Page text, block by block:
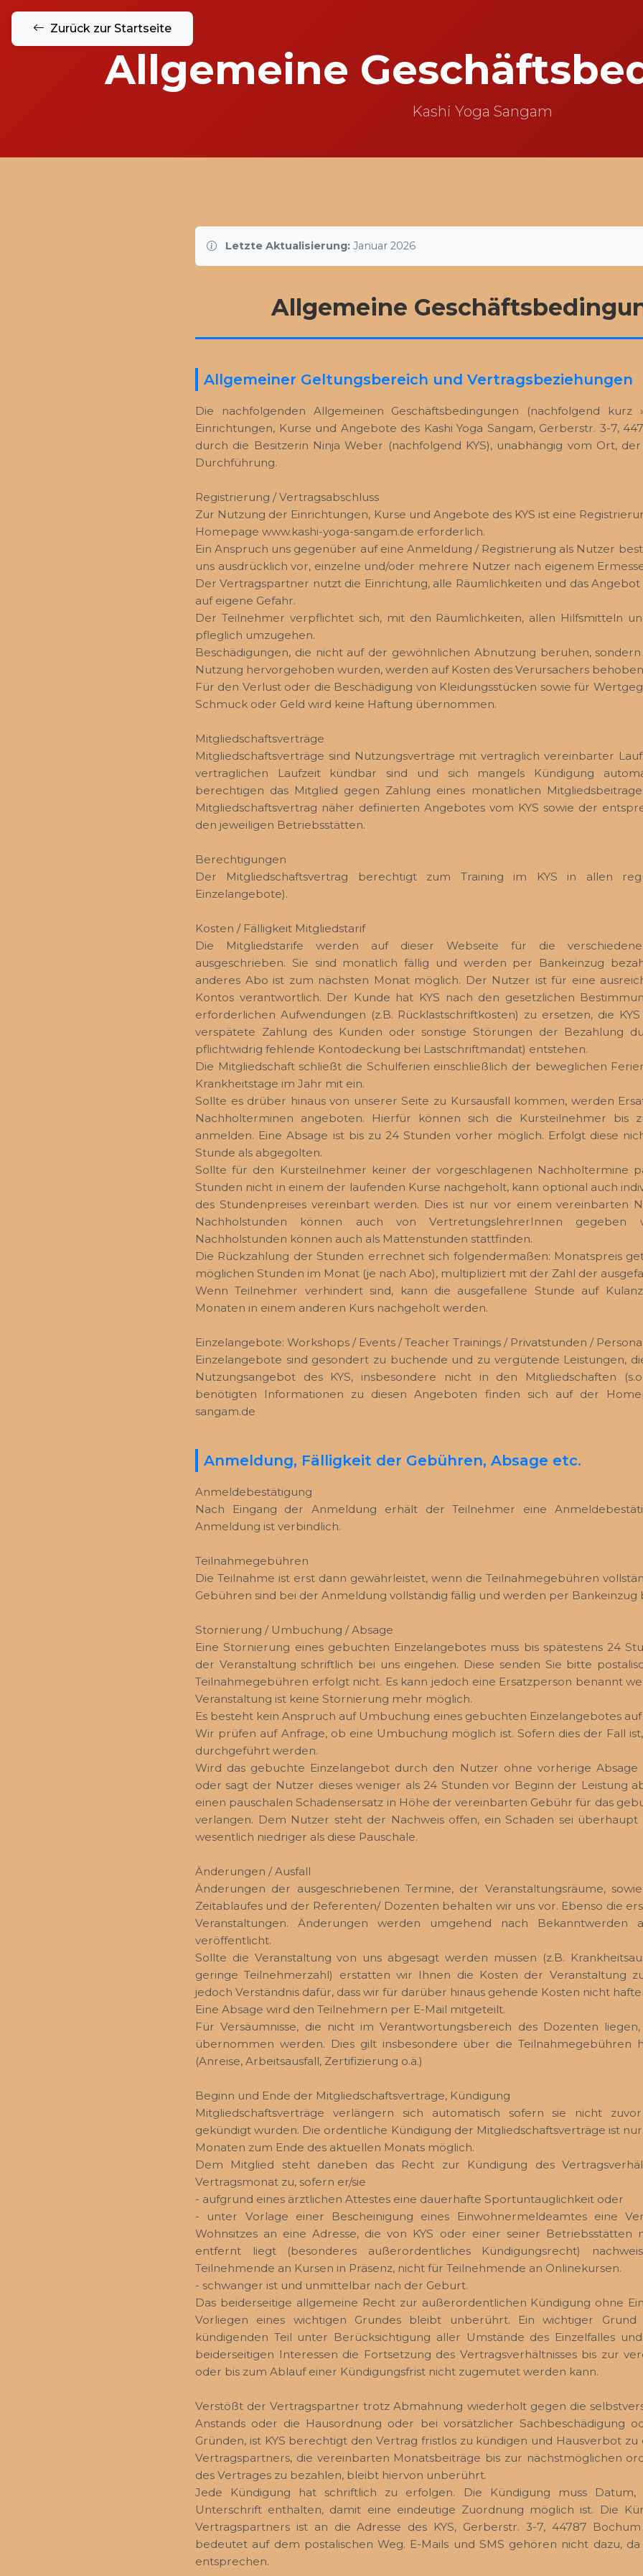
Zurück zur Startseite
Allgemeine
Kashi Yoga Sangam
Letzte Aktualisierung: Januar 2026
Allgemeine
Allgemeiner Geltungsbereich und Vertragsbeziehungen
Die nachfolgenden Allgemeinen Geschäftsbedingungen (nachfolgend kurz
Einrichtungen, Kurse und Angebote des Kashi Yoga Sangam, Gerberstr. 3-7,
durch die Besitzerin Ninja Weber (nachfolgend KYS), unabhängig vom Ort,
Durchführung.
Registrierung / Vertragsabschluss
Zur Nutzung der Einrichtungen, Kurse und Angebote des KYS ist eine
Homepage www.kashi-yoga-sangam.de erforderlich.
Ein Anspruch uns gegenüber auf eine Anmeldung / Registrierung als Nutzer
uns ausdrücklich vor, einzelne und/oder mehrere Nutzer nach eigenem
Der Vertragspartner nutzt die Einrichtung, alle Räumlichkeiten und das Angebot
auf eigene Gefahr.
Der Teilnehmer verpflichtet sich, mit den Räumlichkeiten, allen Hilfsmitteln
pfleglich umzugehen.
Beschädigungen, die nicht auf der gewöhnlichen Abnutzung beruhen,
Nutzung hervorgehoben wurden, werden auf Kosten des Verursachers
Für den Verlust oder die Beschädigung von Kleidungsstücken sowie für
Schmuck oder Geld wird keine Haftung übernommen.
Mitgliedschaftsverträge
Mitgliedschaftsverträge sind Nutzungsverträge mit vertraglich vereinbarter
vertraglichen Laufzeit kündbar sind und sich mangels Kündigung
berechtigen das Mitglied gegen Zahlung eines monatlichen
Mitgliedschaftsvertrag näher definierten Angebotes vom KYS sowie der
den jeweiligen Betriebsstätten.
Berechtigungen
Der Mitgliedschaftsvertrag berechtigt zum Training im KYS in allen
Einzelangebote).
Kosten / Fälligkeit Mitgliedstarif
Die Mitgliedstarife werden auf dieser Webseite für die
ausgeschrieben. Sie sind monatlich fällig und werden per Bankeinzug
anderes Abo ist zum nächsten Monat möglich. Der Nutzer ist für eine
Kontos verantwortlich. Der Kunde hat KYS nach den gesetzlichen
erforderlichen Aufwendungen (z.B. Rücklastschriftkosten) zu ersetzen, die
verspätete Zahlung des Kunden oder sonstige Störungen der Bezahlung
pflichtwidrig fehlende Kontodeckung bei Lastschriftmandat) entstehen.
Die Mitgliedschaft schließt die Schulferien einschließlich der beweglichen
Krankheitstage im Jahr mit ein.
Sollte es drüber hinaus von unserer Seite zu Kursausfall kommen, werden
Nachholterminen angeboten. Hierfür können sich die Kursteilnehmer bis
anmelden. Eine Absage ist bis zu 24 Stunden vorher möglich. Erfolgt diese
Stunde als abgegolten.
Sollte für den Kursteilnehmer keiner der vorgeschlagenen Nachholtermine
Stunden nicht in einem der laufenden Kurse nachgeholt, kann optional auch
des Stundenpreises vereinbart werden. Dies ist nur vor einem vereinbarten
Nachholstunden können auch von VertretungslehrerInnen gegeben
Nachholstunden können auch als Mattenstunden stattfinden.
Die Rückzahlung der Stunden errechnet sich folgendermaßen: Monatspreis
möglichen Stunden im Monat (je nach Abo), multipliziert mit der Zahl der
Wenn Teilnehmer verhindert sind, kann die ausgefallene Stunde auf
Monaten in einem anderen Kurs nachgeholt werden.
Einzelangebote: Workshops / Events / Teacher Trainings / Privatstunden /
Einzelangebote sind gesondert zu buchende und zu vergütende Leistungen,
Nutzungsangebot des KYS, insbesondere nicht in den Mitgliedschaften
benötigten Informationen zu diesen Angeboten finden sich auf der
sangam.de
Anmeldung, Fälligkeit der Gebühren, Absage etc.
Anmeldebestätigung
Nach Eingang der Anmeldung erhält der Teilnehmer eine
Anmeldung ist verbindlich.
Teilnahmegebühren
Die Teilnahme ist erst dann gewährleistet, wenn die Teilnahmegebühren
Gebühren sind bei der Anmeldung vollständig fällig und werden per Bankeinzug
Stornierung / Umbuchung / Absage
Eine Stornierung eines gebuchten Einzelangebotes muss bis spätestens 24
der Veranstaltung schriftlich bei uns eingehen. Diese senden Sie bitte
Teilnahmegebühren erfolgt nicht. Es kann jedoch eine Ersatzperson benannt
Veranstaltung ist keine Stornierung mehr möglich.
Es besteht kein Anspruch auf Umbuchung eines gebuchten Einzelangebotes
Wir prüfen auf Anfrage, ob eine Umbuchung möglich ist. Sofern dies der Fall
durchgeführt werden.
Wird das gebuchte Einzelangebot durch den Nutzer ohne vorherige
oder sagt der Nutzer dieses weniger als 24 Stunden vor Beginn der Leistung
einen pauschalen Schadensersatz in Höhe der vereinbarten Gebühr für das
verlangen. Dem Nutzer steht der Nachweis offen, ein Schaden sei
wesentlich niedriger als diese Pauschale.
Änderungen / Ausfall
Änderungen der ausgeschriebenen Termine, der Veranstaltungsräume,
Zeitablaufes und der Referenten/ Dozenten behalten wir uns vor. Ebenso die
Veranstaltungen. Änderungen werden umgehend nach Bekanntwerden
veröffentlicht.
Sollte die Veranstaltung von uns abgesagt werden müssen (z.B.
geringe Teilnehmerzahl) erstatten wir Ihnen die Kosten der Veranstaltung
jedoch Verständnis dafür, dass wir für darüber hinaus gehende Kosten nicht
Eine Absage wird den Teilnehmern per E-Mail mitgeteilt.
Für Versäumnisse, die nicht im Verantwortungsbereich des Dozenten
übernommen werden. Dies gilt insbesondere über die Teilnahmegebühren
(Anreise, Arbeitsausfall, Zertifizierung o.ä.)
Beginn und Ende der Mitgliedschaftsverträge, Kündigung
Mitgliedschaftsverträge verlängern sich automatisch sofern sie nicht
gekündigt wurden. Die ordentliche Kündigung der Mitgliedschaftsverträge ist
Monaten zum Ende des aktuellen Monats möglich.
Dem Mitglied steht daneben das Recht zur Kündigung des
Vertragsmonat zu, sofern er/sie
- aufgrund eines ärztlichen Attestes eine dauerhafte Sportuntauglichkeit oder
- unter Vorlage einer Bescheinigung eines Einwohnermeldeamtes eine
Wohnsitzes an eine Adresse, die von KYS oder einer seiner Betriebsstätten
entfernt liegt (besonderes außerordentliches Kündigungsrecht)
Teilnehmende an Kursen in Präsenz, nicht für Teilnehmende an Onlinekursen.
- schwanger ist und unmittelbar nach der Geburt.
Das beiderseitige allgemeine Recht zur außerordentlichen Kündigung ohne
Vorliegen eines wichtigen Grundes bleibt unberührt. Ein wichtiger
kündigenden Teil unter Berücksichtigung aller Umstände des Einzelfalles
beiderseitigen Interessen die Fortsetzung des Vertragsverhältnisses bis zur
oder bis zum Ablauf einer Kündigungsfrist nicht zugemutet werden kann.
Verstößt der Vertragspartner trotz Abmahnung wiederholt gegen die
Anstands oder die Hausordnung oder bei vorsätzlicher Sachbeschädigung
Gründen, ist KYS berechtigt den Vertrag fristlos zu kündigen und Hausverbot
Vertragspartners, die vereinbarten Monatsbeiträge bis zur nächstmöglichen
des Vertrages zu bezahlen, bleibt hiervon unberührt.
Jede Kündigung hat schriftlich zu erfolgen. Die Kündigung muss Datum,
Unterschrift enthalten, damit eine eindeutige Zuordnung möglich ist. Die
Vertragspartners ist an die Adresse des KYS, Gerberstr. 3-7, 44787
bedeutet auf dem postalischen Weg. E-Mails und SMS gehören nicht dazu,
entsprechen.